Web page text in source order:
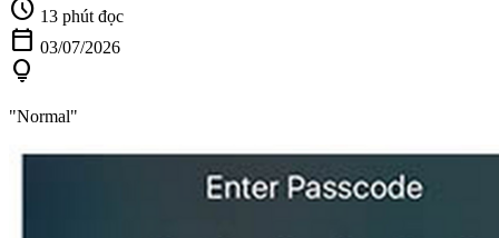
schedule 13 phút đọc
calendar_today 03/07/2026
lightbulb
"Normal"